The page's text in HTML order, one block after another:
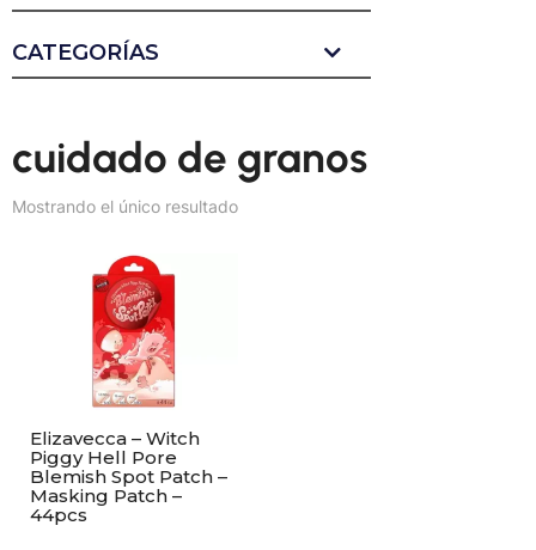
CATEGORÍAS
cuidado de granos
Mostrando el único resultado
Elizavecca – Witch
Piggy Hell Pore
Blemish Spot Patch –
Masking Patch –
44pcs